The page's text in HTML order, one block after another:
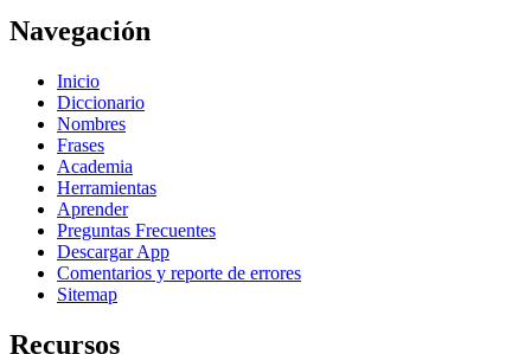
Navegación
Inicio
Diccionario
Nombres
Frases
Academia
Herramientas
Aprender
Preguntas Frecuentes
Descargar App
Comentarios y reporte de errores
Sitemap
Recursos